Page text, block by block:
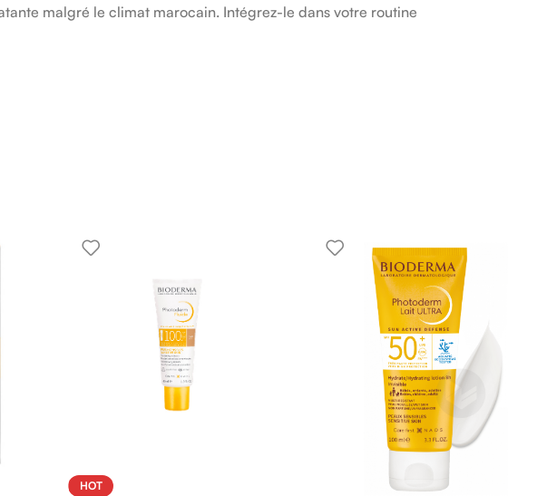
malgré le climat marocain. Intégrez-le dans votre routine
HOT